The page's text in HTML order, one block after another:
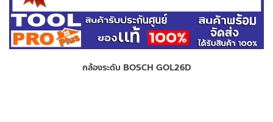
กล้องระดับ BOSCH GOL26D